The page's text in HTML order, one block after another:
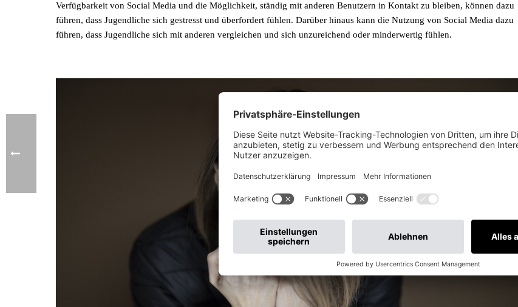
Verfügbarkeit von Social Media und die Möglichkeit, ständig mit anderen Benutzern in Kontakt zu bleiben, können dazu
führen, dass Jugendliche sich gestresst und überfordert fühlen. Darüber hinaus kann die Nutzung von Social Media dazu
führen, dass Jugendliche sich mit anderen vergleichen und sich unzureichend oder minderwertig fühlen.